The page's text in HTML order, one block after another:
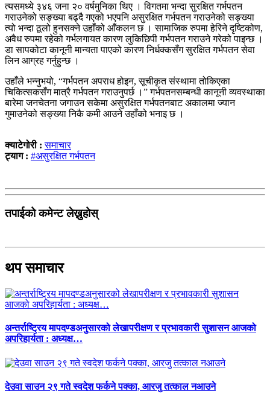
त्यसमध्ये ३४६ जना २० वर्षमुनिका थिए । विगतमा भन्दा सुरक्षित गर्भपतन
गराउनेको सङ्ख्या बढ्दै गएको भएपनि असुरक्षित गर्भपतन गराउनेको सङ्ख्या
त्यो भन्दा ठूलो हुनसक्ने उहाँको आँकलन छ । सामाजिक रुपमा हेरिने दृष्टिकोण,
अवैध रुपमा रहेको गर्भलगायत कारण लुकिछिपी गर्भपतन गराउने गरेको पाइन्छ ।
डा सापकोटा कानूनी मान्यता पाएको कारण निर्धक्कसँग सुरक्षित गर्भपतन सेवा
लिन आग्रह गर्नुहुन्छ ।
उहाँले भन्नुभयो, “गर्भपतन अपराध होइन, सूचीकृत संस्थामा तोकिएका
चिकित्सकसँग मात्रै गर्भपतन गराउनुपर्छ ।” गर्भपतनसम्बन्धी कानूनी व्यवस्थाका
बारेमा जनचेतना जगाउन सकेमा असुरक्षित गर्भपतनबाट अकालमा ज्यान
गुमाउनेको सङ्ख्या निकै कमी आउने उहाँको भनाइ छ ।
क्याटेगोरी :समाचार
ट्याग : #असुरक्षित गर्भपतन
तपाईको कमेन्ट लेख्नुहोस्
थप समाचार
अन्तर्राष्ट्रिय मापदण्डअनुसारको लेखापरीक्षण र प्रभावकारी सुशासन आजको
अपरिहार्यता : अध्यक्ष…
देउवा साउन २९ गते स्वदेश फर्कने पक्का, आरजु तत्काल नआउने